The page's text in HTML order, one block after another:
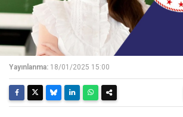
Yayınlanma: 18/01/2025 15:00